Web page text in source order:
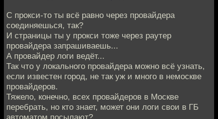
С прокси-то ты всё равно через провайдера
соединяешься, так?
И страницы ты у прокси тоже через раутер
провайдера запрашиваешь...
А провайдер логи ведёт...
Так что у локального провайдера можно всё узнать,
если известен город, не так уж и много в немоскве
провайдеров.
Тяжело, конечно, всех провайдеров в Москве
перебрать, но кто знает, может они логи свои в ГБ
автоматом посылают?